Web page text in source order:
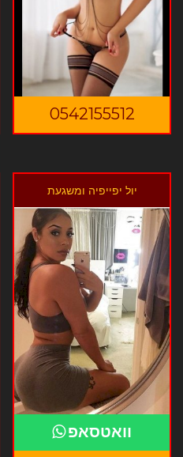
0542155512
יול יפייפיה ומשגעת
וואטסאפ